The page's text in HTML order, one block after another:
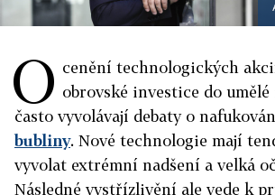
O cenění technologických
obrovské investice do
často vyvolávají debaty o
bubliny. Nové technologie mají
vyvolat extrémní nadšení a velká
Následné vystřízlivění ale vede k